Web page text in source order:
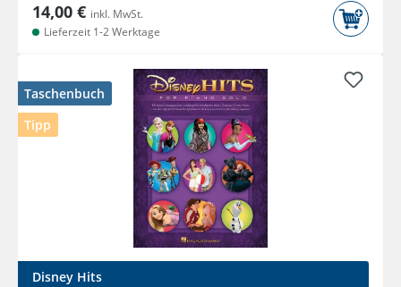
14,00 € inkl. MwSt.
Lieferzeit 1-2 Werktage
Taschenbuch
Tipp
Disney Hits